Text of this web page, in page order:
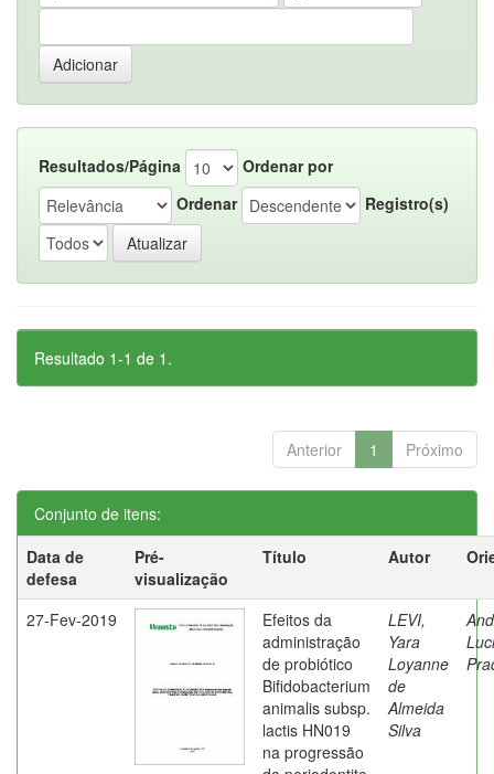
Resultados/Página
Ordenar por
Ordenar
Registro(s)
Resultado 1-1 de 1.
Anterior 1 Próximo
Conjunto de itens:
Data de
defesa
Pré-
visualização
Título Autor
27-Fev-2019
Efeitos da
administração
de probiótico
Bifidobacterium
animalis subsp.
lactis HN019
na progressão
LEVI,
Yara
Loyanne
de
Almeida
Silva